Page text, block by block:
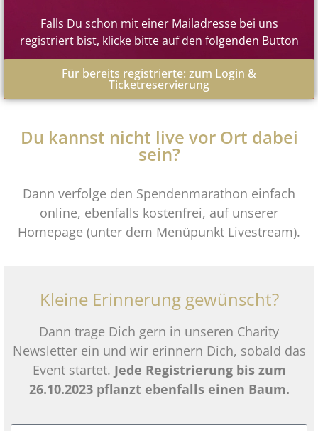
Falls Du schon mit einer Mailadresse bei uns
registriert bist, klicke bitte auf den folgenden Button
Für bereits registrierte: zum Login &
Ticketreservierung
Du kannst nicht live vor Ort dabei
sein?
Dann verfolge den Spendenmarathon einfach
online, ebenfalls kostenfrei, auf unserer
Homepage (unter dem Menüpunkt Livestream).
Kleine Erinnerung gewünscht?
Dann trage Dich gern in unseren Charity
Newsletter ein und wir erinnern Dich, sobald das
Event startet. Jede Registrierung bis zum
26.10.2023 pflanzt ebenfalls einen Baum.